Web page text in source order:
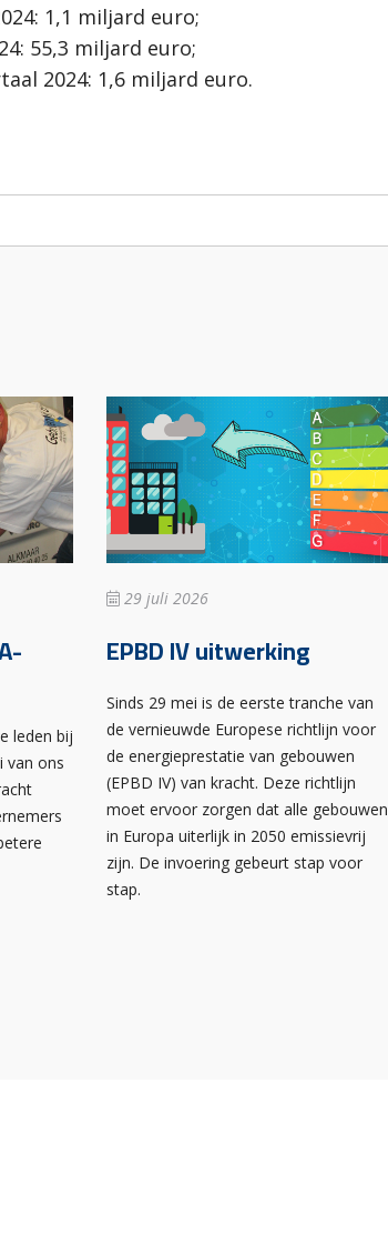
1,1 miljard euro;
55,3 miljard euro;
2024: 1,6 miljard euro.
leden bij
van ons
29 juli 2026
EPBD IV uitwerking
Sinds 29 mei is de eerste tranche van
de vernieuwde Europese richtlijn voor
de energieprestatie van gebouwen
(EPBD IV) van kracht. Deze richtlijn
moet ervoor zorgen dat alle gebouwen
in Europa uiterlijk in 2050 emissievrij
zijn. De invoering gebeurt stap voor
stap.